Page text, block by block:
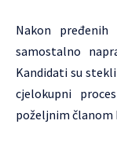
Nakon
samostalno
Kandidati su
cjelokupni
poželjnim članom